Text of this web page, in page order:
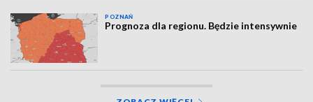
POZNAŃ
Prognoza dla regionu. Będzie intensywnie